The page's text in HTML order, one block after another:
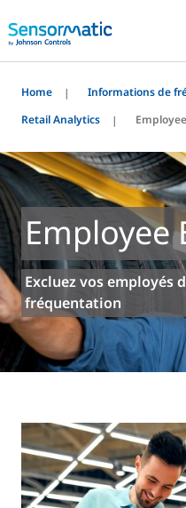
Home
Informations de
Retail Analytics
Employee
Excluez vos employés
fréquentation